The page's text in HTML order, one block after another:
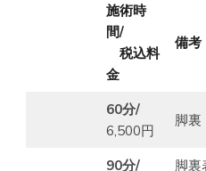
施術時
間/
税込料
金
備考
60分/
6,500円
脚裏
90分/
脚裏